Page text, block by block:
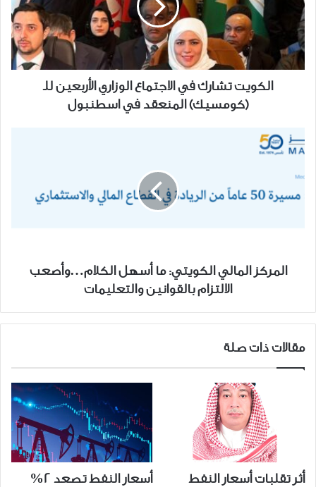
الوزاري
الأربعين
للـ
(كومسيك)
المنعقدالكويت تشارك في الاجتماع الوزاري الأربعين للـ
(كومسيك) المنعقد في اسطنبول
المركز
المالي
ما
أسهل
بالقوانين
والتعليمات
المركز المالي الكويتي: ما أسهل الكلام…وأصعب
الالتزام بالقوانين والتعليمات
مقالات ذات صلة
أثر تقلبات أسعار النفط
أسعار النفط تصعد 2%